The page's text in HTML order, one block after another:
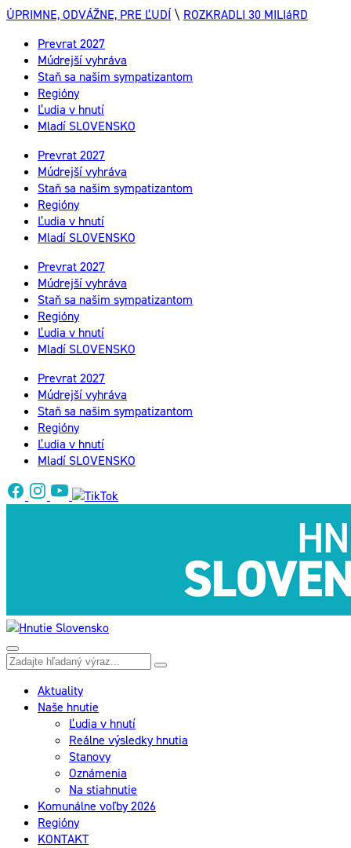
ÚPRIMNE, ODVÁŽNE, PRE ĽUDÍ \ ROZKRADLI 30 MILIáRD
Prevrat 2027
Múdrejší vyhráva
Staň sa našim sympatizantom
Regióny
Ľudia v hnutí
Mladí SLOVENSKO
Prevrat 2027
Múdrejší vyhráva
Staň sa našim sympatizantom
Regióny
Ľudia v hnutí
Mladí SLOVENSKO
Prevrat 2027
Múdrejší vyhráva
Staň sa našim sympatizantom
Regióny
Ľudia v hnutí
Mladí SLOVENSKO
Prevrat 2027
Múdrejší vyhráva
Staň sa našim sympatizantom
Regióny
Ľudia v hnutí
Mladí SLOVENSKO
Aktuality
Naše hnutie
Ľudia v hnutí
Reálne výsledky hnutia
Stanovy
Oznámenia
Na stiahnutie
Komunálne voľby 2026
Regióny
KONTAKT